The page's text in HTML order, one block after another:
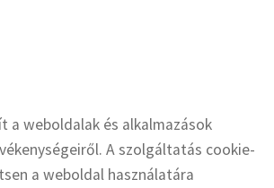
a weboldalak és alkalmazások
A szolgáltatás cookie-
a weboldal használatára